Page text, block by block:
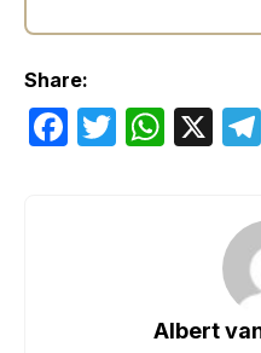
Share:
F
T
W
p
X
Albert